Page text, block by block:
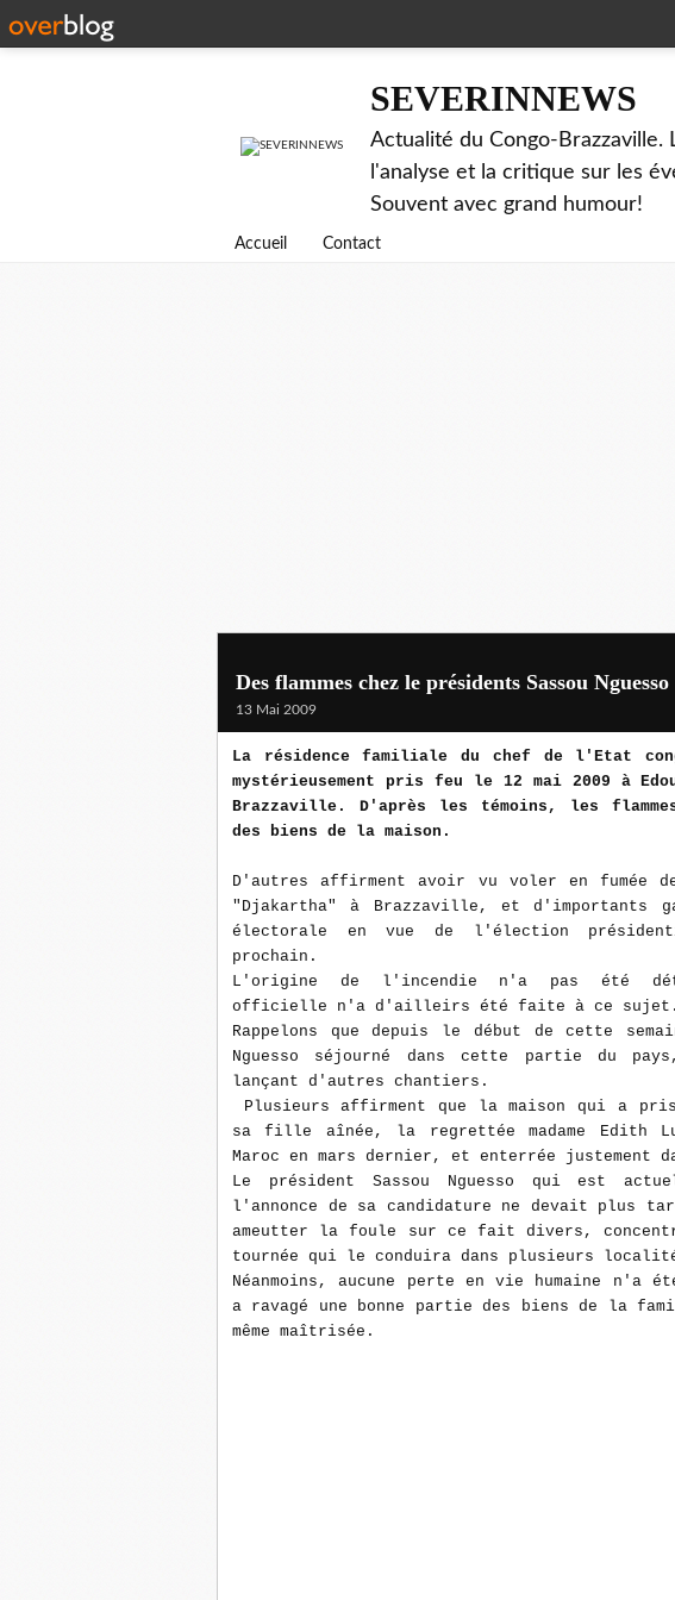
SEVERINNEWS
Actualité du Congo-Brazzaville.
l'analyse et la critique sur les
Souvent avec grand humour!
Accueil Contact
Des flammes chez le présidents Sassou Nguesso
13 Mai 2009
La résidence familiale du chef de l'Etat
mystérieusement pris feu le 12 mai 2009 à
Brazzaville. D'après les témoins,
les
des biens de la maison.
D'autres affirment avoir vu voler en fumée des
"Djakartha" à Brazzaville, et d'importants
électorale en vue de l'élection
prochain.
L'origine de l'incendie n'a pas été
officielle n'a d'ailleirs été faite à ce sujet.
Rappelons que depuis le début de cette
Nguesso séjourné dans cette partie du
lançant d'autres chantiers.
Plusieurs affirment que la maison qui a
sa fille aînée, la regrettée madame Edith
Maroc en mars dernier, et enterrée
Le président Sassou Nguesso qui est
l'annonce de sa candidature ne devait plus
ameutter la foule sur ce fait divers,
tournée qui le conduira dans plusieurs
Néanmoins, aucune perte en vie humaine
a ravagé une bonne partie des biens de la
même maîtrisée.